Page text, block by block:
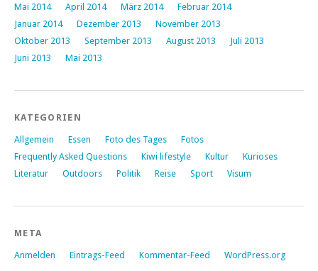
Mai 2014
April 2014 März 2014
Februar 2014
Januar 2014
Dezember 2013
November 2013
Oktober 2013
September 2013 August 2013
Juli 2013
Juni 2013
Mai 2013
KATEGORIEN
Allgemein Essen Foto des Tages
Fotos
Frequently Asked Questions
Kiwi lifestyle Kultur
Kurioses
Literatur
Outdoors Politik Reise Sport Visum
META
Anmelden Eintrags-Feed Kommentar-Feed WordPress.org